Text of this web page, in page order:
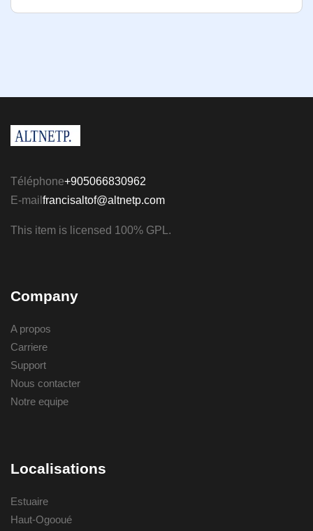
Téléphone+905066830962
E-mail francisaltof@altnetp.com
This item is licensed 100% GPL.
Company
A propos
Carriere
Support
Nous contacter
Notre equipe
Localisations
Estuaire
Haut-Ogooué